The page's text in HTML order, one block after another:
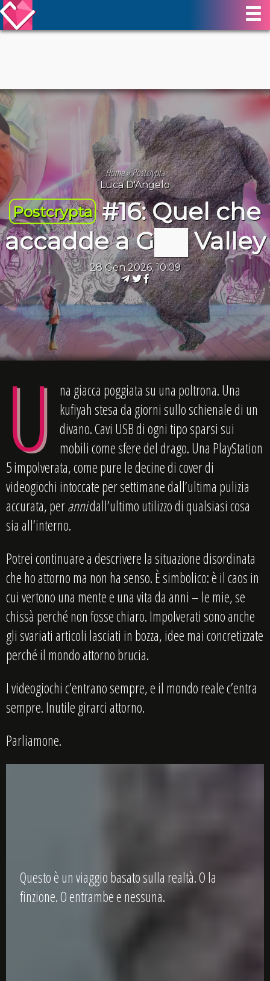
Home»Postcrypta
Luca D'Angelo
Postcrypta #16: Quel che
accadde a G██ Valley
28 Gen 2026, 10:09
U
na giacca poggiata su una poltrona. Una
kufiyah stesa da giorni sullo schienale di un
divano. Cavi USB di ogni tipo sparsi sui
mobili come sfere del drago. Una PlayStation
5 impolverata, come pure le decine di cover di
videogiochi intoccate per settimane dall’ultima pulizia
accurata, perannidall’ultimo utilizzo di qualsiasi cosa
sia all’interno.
Potrei continuare a descrivere la situazione disordinata
che ho attorno ma non ha senso. È simbolico: è il caos in
cui vertono una mente e una vita da anni – le mie, se
chissà perché non fosse chiaro. Impolverati sono anche
gli svariati articoli lasciati in bozza, idee mai concretizzate
perché il mondo attorno brucia.
I videogiochi c’entrano sempre, e il mondo reale c’entra
sempre. Inutile girarci attorno.
Parliamone.
Questo è un viaggio basato sulla realtà. O la
finzione. O entrambe e nessuna.